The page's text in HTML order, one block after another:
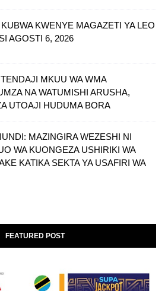
KWENYE MAGAZETI YA LEO
AGOSTI 6, 2026
MKUU WA WMA
NA WATUMISHI ARUSHA,
UTOAJI HUDUMA BORA
MAZINGIRA WEZESHI NI
WA KUONGEZA USHIRIKI WA
KATIKA SEKTA YA USAFIRI WA
FEATURED POST